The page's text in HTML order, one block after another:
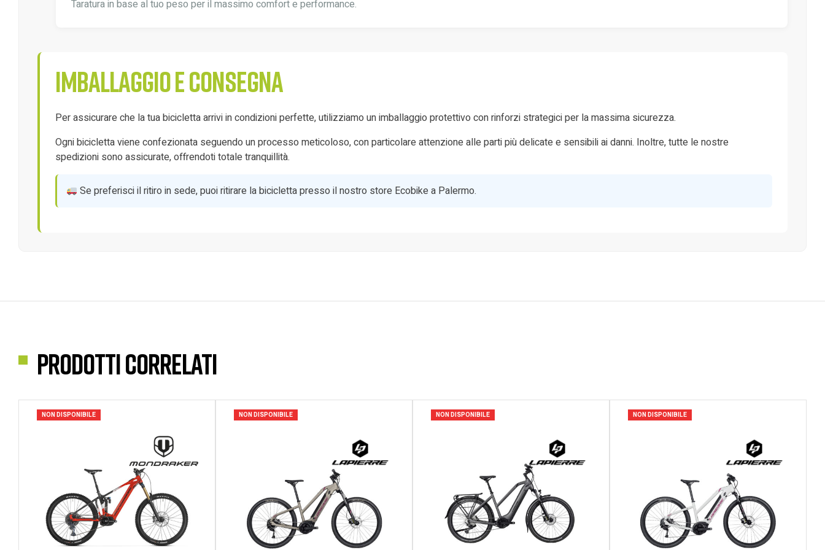
Taratura in base al tuo peso per il massimo comfort e performance.
Imballaggio e consegna
Per assicurare che la tua bicicletta arrivi in condizioni perfette, utilizziamo un imballaggio protettivo con rinforzi strategici per la massima sicurezza.
Ogni bicicletta viene confezionata seguendo un processo meticoloso, con particolare attenzione alle parti più delicate e sensibili ai danni. Inoltre, tutte le nostre
spedizioni sono assicurate, offrendoti totale tranquillità.
Se preferisci il ritiro in sede, puoi ritirare la bicicletta presso il nostro store Ecobike a Palermo.
Prodotti correlati
NON DISPONIBILE NON DISPONIBILE NON DISPONIBILE NON DISPONIBILE